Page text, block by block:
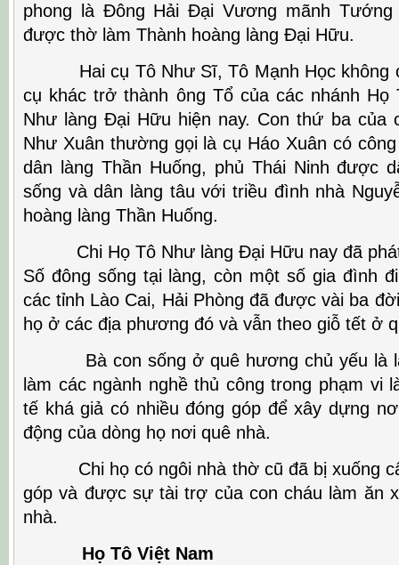
phong là Đông Hải Đại Vương mãnh
được thờ làm Thành hoàng làng Đại Hữu.
Hai cụ Tô Như Sĩ, Tô Mạnh Học không
cụ khác trở thành ông Tổ của các nhánh Họ
Như làng Đại Hữu hiện nay. Con thứ ba của
Như Xuân thường gọi là cụ Háo Xuân có
dân làng Thần Huống, phủ Thái Ninh được
sống và dân làng tâu với triều đình nhà
hoàng làng Thần Huống.
Chi Họ Tô Như làng Đại Hữu nay đã phát
Số đông sống tại làng, còn một số gia đình
các tỉnh Lào Cai, Hải Phòng đã được vài ba
họ ở các địa phương đó và vẫn theo giỗ tết ở
Bà con sống ở quê hương chủ yếu là
làm các ngành nghề thủ công trong phạm vi
tế khá giả có nhiều đóng góp để xây dựng
động của dòng họ nơi quê nhà.
Chi họ có ngôi nhà thờ cũ đã bị xuống
góp và được sự tài trợ của con cháu làm ăn
nhà.
Họ Tô Việt Nam